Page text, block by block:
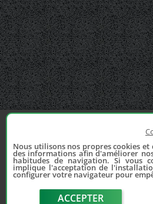
Nous utilisons nos propres cookies
des informations afin d'améliorer
habitudes de navigation. Si vous
implique l'acceptation de
configurer votre navigateur pour
ACCEPTER